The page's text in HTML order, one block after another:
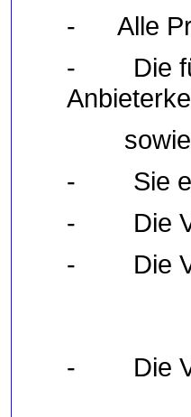
- Alle
- Die für
sowie
- Sie
- Die
- Die
- Die